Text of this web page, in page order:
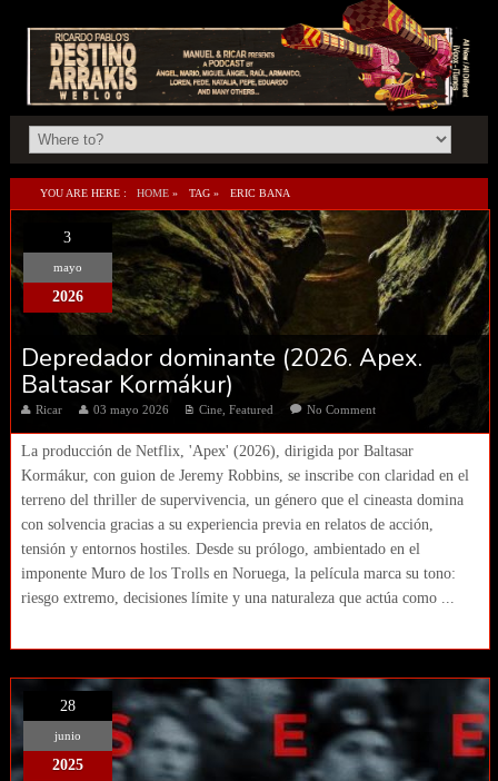
YOU ARE HERE : HOME » TAG » ERIC BANA
3
mayo
2026
Depredador dominante (2026. Apex.
Baltasar Kormákur)
Ricar 03 mayo 2026 Cine, Featured No Comment
La producción de Netflix, 'Apex' (2026), dirigida por Baltasar
Kormákur, con guion de Jeremy Robbins, se inscribe con claridad en el
terreno del thriller de supervivencia, un género que el cineasta domina
con solvencia gracias a su experiencia previa en relatos de acción,
tensión y entornos hostiles. Desde su prólogo, ambientado en el
imponente Muro de los Trolls en Noruega, la película marca su tono:
riesgo extremo, decisiones límite y una naturaleza que actúa como ...
28
junio
2025